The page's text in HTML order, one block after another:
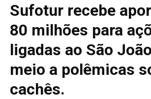
Sufotur recebe
80 milhões para
ligadas ao São
meio a polêmicas
cachês.